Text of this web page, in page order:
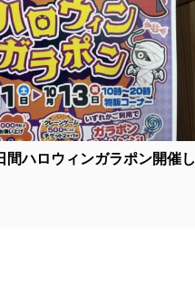
間ハロウィンガラポン開催し